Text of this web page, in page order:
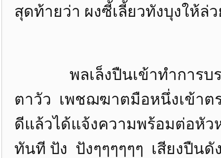
สุดท้ายว่า ผงซี้เลี้ยวทังบุงให้
พลเล็งปืนเข้าทำการบรร
ตาวัว เพชฌฆาตมือหนึ่งเข้าต
ดีแล้วได้แจ้งความพร้อมต่อหั
ทันที ปัง ปังๆๆๆๆๆๆ เสียงปื